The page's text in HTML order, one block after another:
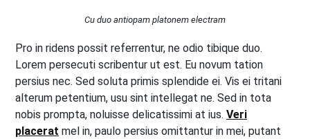
Cu duo antiopam platonem electram
Pro in ridens possit referrentur, ne odio tibique duo.
Lorem persecuti scribentur ut est. Eu novum tation
persius nec. Sed soluta primis splendide ei. Vis ei tritani
alterum petentium, usu sint intellegat ne. Sed in tota
nobis prompta, noluisse delicatissimi at ius. Veri
placerat mel in, paulo persius omittantur in mei, putant